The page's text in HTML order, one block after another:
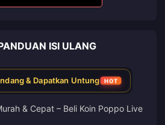
ISI ULANG
& Dapatkan Untung HOT
& Cepat – Beli Koin Poppo Live